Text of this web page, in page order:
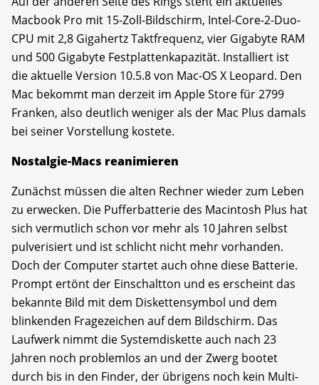
Macbook Pro mit 15-Zoll-Bildschirm, Intel-Core-2-Duo-
CPU mit 2,8 Gigahertz Taktfrequenz, vier Gigabyte RAM
und 500 Gigabyte Festplattenkapazität. Installiert ist
die aktuelle Version 10.5.8 von Mac-OS X Leopard. Den
Mac bekommt man derzeit im Apple Store für 2799
Franken, also deutlich weniger als der Mac Plus damals
bei seiner Vorstellung kostete.
Nostalgie-Macs reanimieren
Zunächst müssen die alten Rechner wieder zum Leben
zu erwecken. Die Pufferbatterie des Macintosh Plus hat
sich vermutlich schon vor mehr als 10 Jahren selbst
pulverisiert und ist schlicht nicht mehr vorhanden.
Doch der Computer startet auch ohne diese Batterie.
Prompt ertönt der Einschaltton und es erscheint das
bekannte Bild mit dem Diskettensymbol und dem
blinkenden Fragezeichen auf dem Bildschirm. Das
Laufwerk nimmt die Systemdiskette auch nach 23
Jahren noch problemlos an und der Zwerg bootet
durch bis in den Finder, der übrigens noch kein Multi-